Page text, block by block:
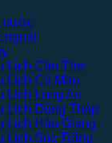
nước
ngoài
Lịch Cần Thơ
Lịch Cà Mau
Lịch Long An
Lịch Đồng Tháp
Lịch Hậu Giang
Lịch Sóc Trăng